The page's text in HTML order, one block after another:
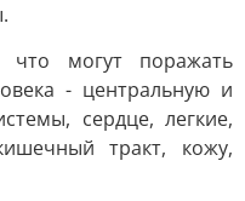
что могут поражать
- центральную и
сердце, легкие,
тракт, кожу,